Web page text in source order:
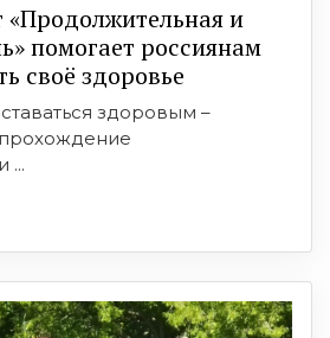
«Продолжительная и
помогает россиянам
своё здоровье
здоровым –
...